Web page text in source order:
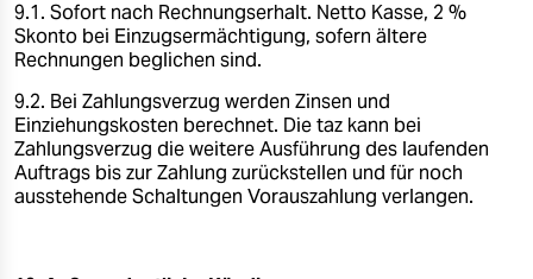
9.1. Sofort nach Rechnungserhalt. Netto Kasse, 2 %
Skonto bei Einzugsermächtigung, sofern ältere
Rechnungen beglichen sind.
9.2. Bei Zahlungsverzug werden Zinsen und
Einziehungskosten berechnet. Die taz kann bei
Zahlungsverzug die weitere Ausführung des laufenden
Auftrags bis zur Zahlung zurückstellen und für noch
ausstehende Schaltungen Vorauszahlung verlangen.